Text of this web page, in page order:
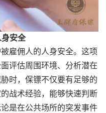
安全
雇佣人的人身安全。这项
评估周围环境、分析潜在
时，保镖不仅要有足够的
战术经验，能够快速判断
是在公共场所的突发事件